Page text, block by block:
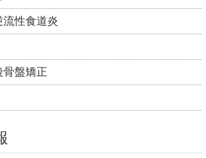
流性食道炎
骨盤矯正